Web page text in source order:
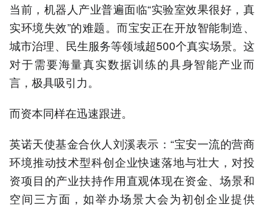
当前，机器人产业普遍面临“实验室效果很好，真
实环境失效”的难题。而宝安正在开放智能制造、
城市治理、民生服务等领域超500个真实场景。这
对于需要海量真实数据训练的具身智能产业而
言，极具吸引力。
而资本同样在迅速跟进。
英诺天使基金合伙人刘溪表示：“宝安一流的营商
环境推动技术型科创企业快速落地与壮大，对投
资项目的产业扶持作用直观体现在资金、场景和
空间三方面，如举办场景大会为初创企业提供